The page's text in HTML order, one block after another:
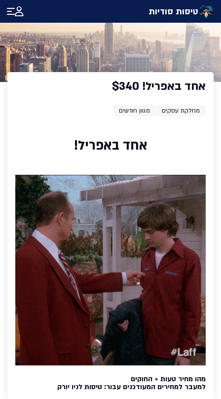
טיסות סודיות
אחד באפריל! $340
מחלקת עסקים מגוון חודשים
אחד באפריל!
מהו מחיר טעות + החוקים
למעבר למחירים המעודכנים עבור: טיסות לניו יורק